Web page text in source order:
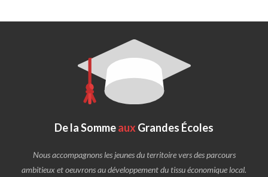
De la Sommeaux Grandes Écoles
Nous accompagnons les jeunes du territoire vers des parcours
ambitieux et oeuvrons au développement du tissu économique local.